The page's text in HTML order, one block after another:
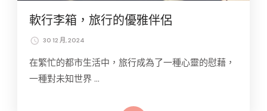
軟行李箱，旅行的優雅伴侶
30 12 月, 2024
在繁忙的都市生活中，旅行成為了一種心靈的慰藉，
一種對未知世界 …